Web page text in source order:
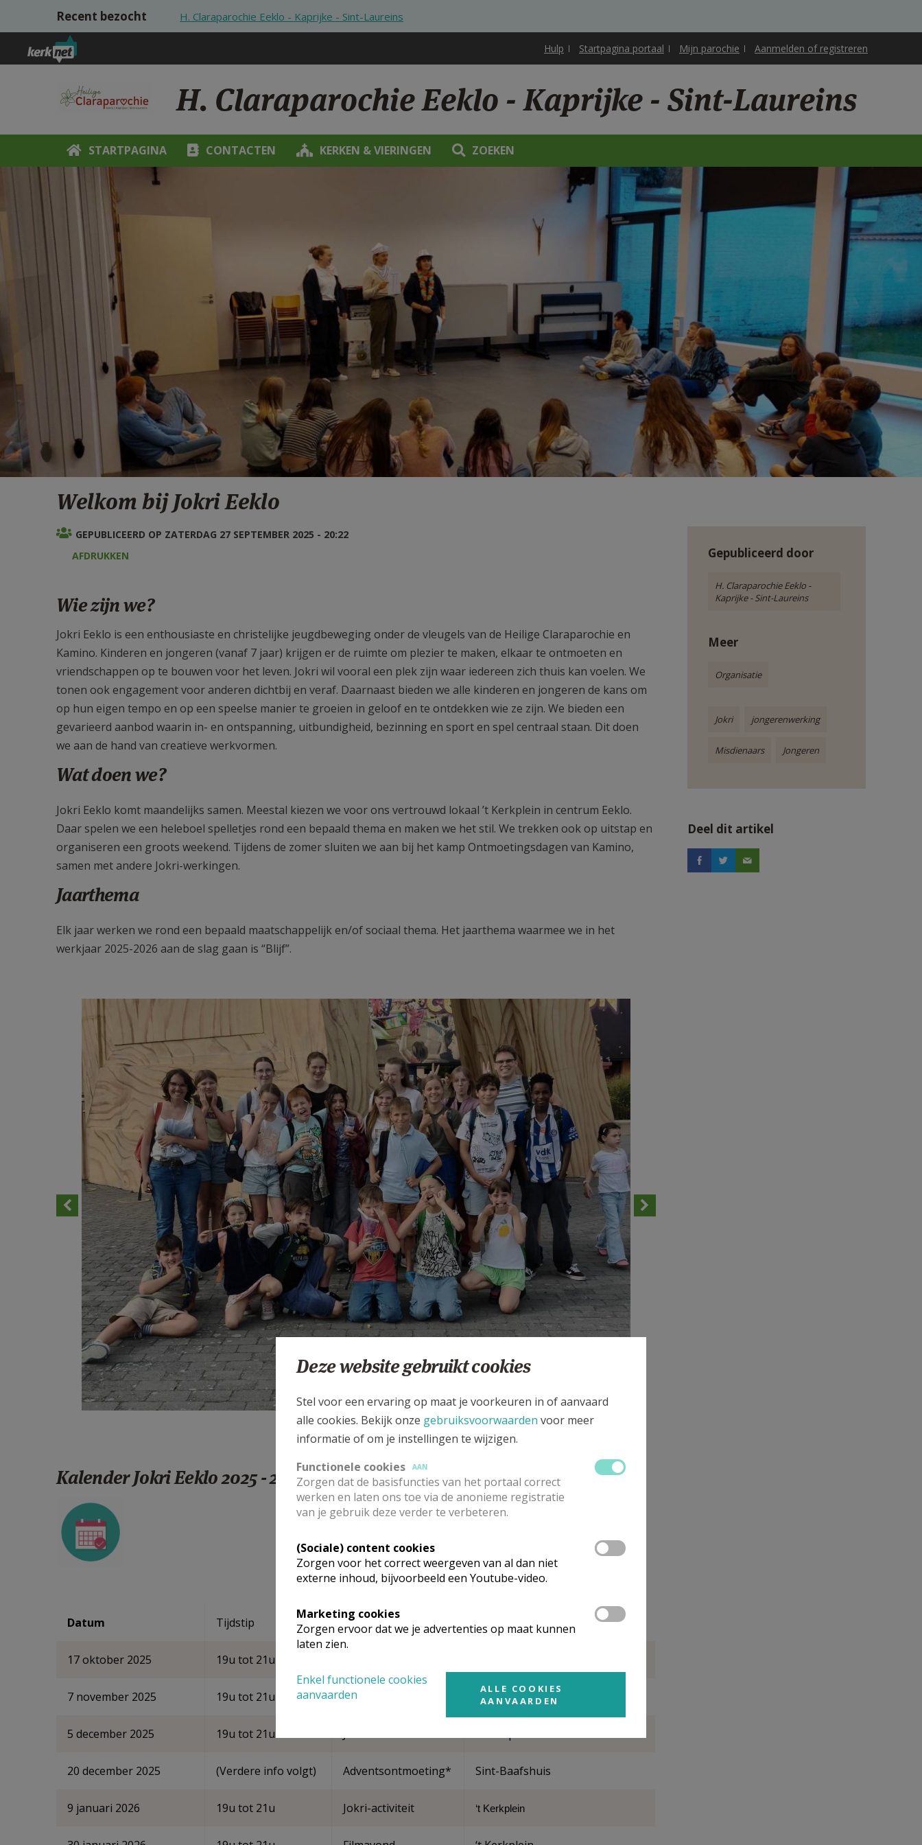
Overslaan en naar de inhoud gaan
Recent bezocht H. Claraparochie Eeklo - Kaprijke - Sint-Laureins
Hulp Startpagina portaal Mijn parochie Aanmelden of registreren
H. Claraparochie Eeklo - Kaprijke - Sint-Laureins
STARTPAGINA CONTACTEN KERKEN & VIERINGEN ZOEKEN
Welkom bij Jokri Eeklo
GEPUBLICEERD OP ZATERDAG 27 SEPTEMBER 2025 - 20:22
AFDRUKKEN
Wie zijn we?
Jokri Eeklo is een enthousiaste en christelijke jeugdbeweging onder de vleugels van de Heilige Claraparochie en
Kamino. Kinderen en jongeren (vanaf 7 jaar) krijgen er de ruimte om plezier te maken, elkaar te ontmoeten en
vriendschappen op te bouwen voor het leven. Jokri wil vooral een plek zijn waar iedereen zich thuis kan voelen. We
tonen ook engagement voor anderen dichtbij en veraf. Daarnaast bieden we alle kinderen en jongeren de kans om
op hun eigen tempo en op een speelse manier te groeien in geloof en te ontdekken wie ze zijn. We bieden een
gevarieerd aanbod waarin in- en ontspanning, uitbundigheid, bezinning en sport en spel centraal staan. Dit doen
we aan de hand van creatieve werkvormen.
Wat doen we?
Jokri Eeklo komt maandelijks samen. Meestal kiezen we voor ons vertrouwd lokaal ’t Kerkplein in centrum Eeklo.
Daar spelen we een heleboel spelletjes rond een bepaald thema en maken we het stil. We trekken ook op uitstap en
organiseren een groots weekend. Tijdens de zomer sluiten we aan bij het kamp Ontmoetingsdagen van Kamino,
samen met andere Jokri-werkingen.
Jaarthema
Elk jaar werken we rond een bepaald maatschappelijk en/of sociaal thema. Het jaarthema waarmee we in het
werkjaar 2025-2026 aan de slag gaan is “Blijf”.
Jokri dekenaat Eeklo
Kalender Jokri Eeklo 2025 - 2026
calender-g72cae43cd_1280.png
Datum Tijdstip Activiteit
17 oktober 2025 19u tot 21u
7 november 2025 19u tot 21u Jokri-activiteit ‘t Kerkplein
5 december 2025 19u tot 21u
20 december 2025 (Verdere info volgt) Adventsontmoeting* Sint-Baafshuis
9 januari 2026 19u tot 21u Jokri-activiteit ‘t Kerkplein
Gepubliceerd door
H. Claraparochie Eeklo -
Kaprijke - Sint-Laureins
Meer
Organisatie
Jokri jongerenwerking
Misdienaars Jongeren
Deel dit artikel
Deze website gebruikt cookies
Stel voor een ervaring op maat je voorkeuren in of aanvaard
alle cookies. Bekijk onze gebruiksvoorwaarden voor meer
informatie of om je instellingen te wijzigen.
Functionele cookies
AAN
Zorgen dat de basisfuncties van het portaal correct
werken en laten ons toe via de anonieme registratie
van je gebruik deze verder te verbeteren.
(Sociale) content cookies
Zorgen voor het correct weergeven van al dan niet
externe inhoud, bijvoorbeeld een Youtube-video.
Marketing cookies
Zorgen ervoor dat we je advertenties op maat kunnen
laten zien.
Enkel functionele cookies
aanvaarden
ALLE COOKIES
AANVAARDEN